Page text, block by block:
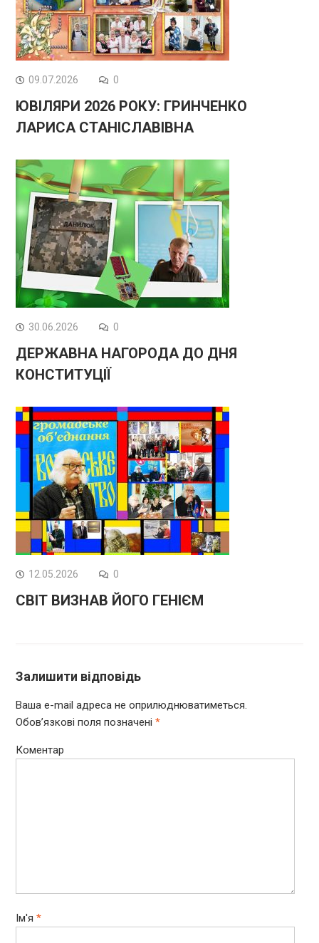
09.07.2026 0
ЮВІЛЯРИ 2026 РОКУ: ГРИНЧЕНКО
ЛАРИСА СТАНІСЛАВІВНА
30.06.2026 0
ДЕРЖАВНА НАГОРОДА ДО ДНЯ
КОНСТИТУЦІЇ
12.05.2026 0
СВІТ ВИЗНАВ ЙОГО ГЕНІЄМ
Залишити відповідь
Ваша e-mail адреса не оприлюднюватиметься.
Обов’язкові поля позначені *
Коментар
Ім'я *